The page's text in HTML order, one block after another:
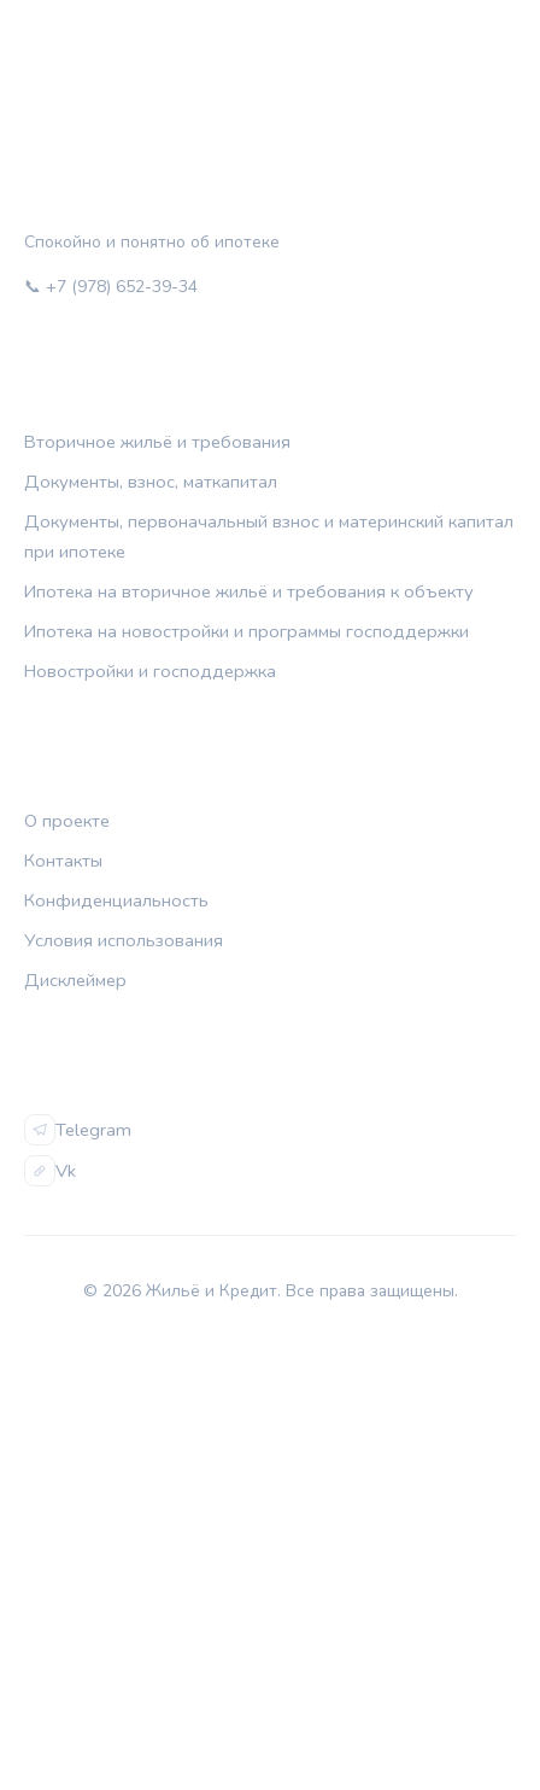
Спокойно и понятно об ипотеке
📞 +7 (978) 652-39-34
Вторичное жильё и требования
Документы, взнос, маткапитал
Документы, первоначальный взнос и материнский капитал
при ипотеке
Ипотека на вторичное жильё и требования к объекту
Ипотека на новостройки и программы господдержки
Новостройки и господдержка
О проекте
Контакты
Конфиденциальность
Условия использования
Дисклеймер
Telegram
Vk
© 2026 Жильё и Кредит. Все права защищены.